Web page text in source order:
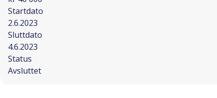
Startdato
2.6.2023
Sluttdato
4.6.2023
Status
Avsluttet